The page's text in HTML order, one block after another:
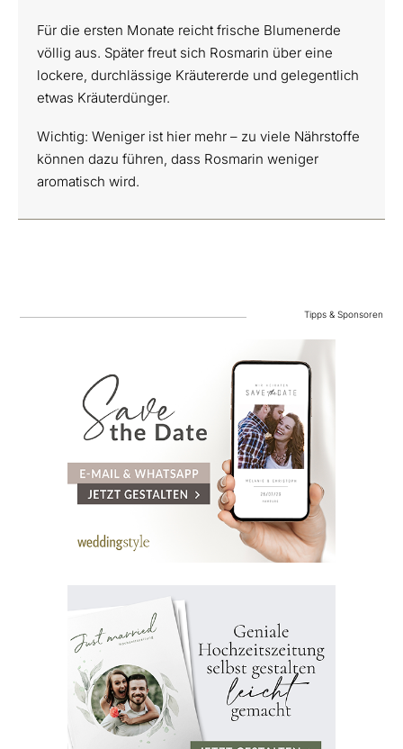
Für die ersten Monate reicht frische Blumenerde
völlig aus. Später freut sich Rosmarin über eine
lockere, durchlässige Kräutererde und gelegentlich
etwas Kräuterdünger.
Wichtig: Weniger ist hier mehr – zu viele Nährstoffe
können dazu führen, dass Rosmarin weniger
aromatisch wird.
Tipps & Sponsoren